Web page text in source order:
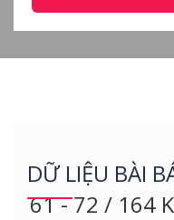
DỮ LIỆU BÀI
61 - 72 / 164